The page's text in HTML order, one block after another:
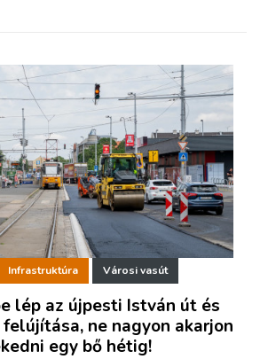
Infrastruktúra Városi vasút
lép az újpesti István út és
ne nagyon akarjon
egy bő hétig!